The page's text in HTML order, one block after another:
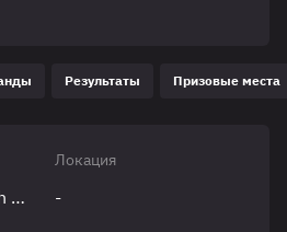
Результаты Призовые места
Dota Pro Circuit North America
Локация
-